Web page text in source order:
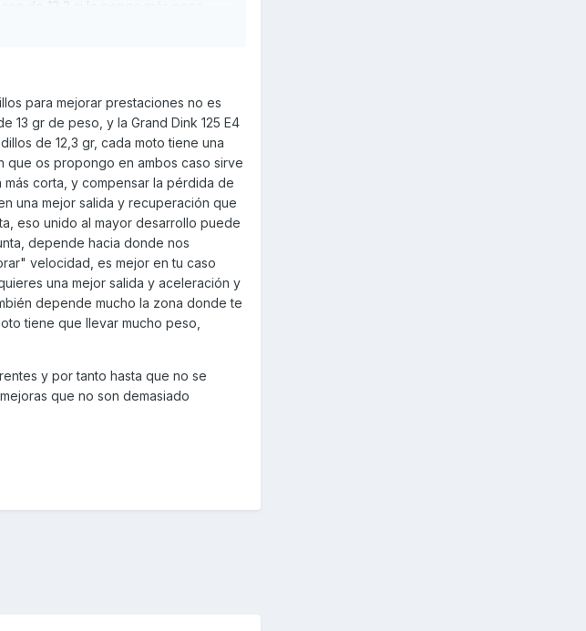
La verdad que me dio
tan largo y a tiritos también por
para mejorar prestaciones no es
13 gr de peso, y la Grand Dink 125 E4
de 12,3 gr, cada moto tiene una
que os propongo en ambos caso sirve
corta, y compensar la pérdida de
una mejor salida y recuperación que
eso unido al mayor desarrollo puede
depende hacia donde nos
velocidad, es mejor en tu caso
una mejor salida y aceleración y
depende mucho la zona donde te
tiene que llevar mucho peso,
y por tanto hasta que no se
que no son demasiado